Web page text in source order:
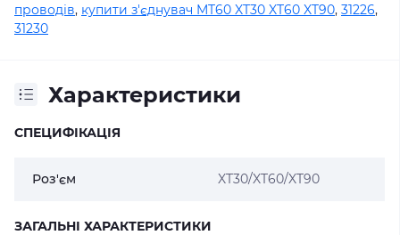
проводів, купити з'єднувач MT60 XT30 XT60 XT90, 31226,
31230
Характеристики
СПЕЦИФІКАЦІЯ
Роз'єм XT30/XT60/XT90
ЗАГАЛЬНІ ХАРАКТЕРИСТИКИ